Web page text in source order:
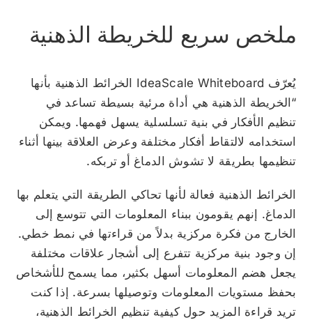
ملخص سريع للخريطة الذهنية
يُعرّف IdeaScale Whiteboard
الخرائط الذهنية بأنها
“الخريطة الذهنية هي أداة مرئية بسيطة تساعد في
تنظيم الأفكار في بنية تسلسلية يسهل فهمها. ويمكن
استخدامه لالتقاط أفكار مختلفة وعرض العلاقة بينها أثناء
تنظيمها بطريقة لا تشوش الدماغ أو تربكه.
الخرائط الذهنية فعالة لأنها تحاكي الطريقة التي يتعلم بها
الدماغ. إنهم يقومون ببناء المعلومات التي تتوسع إلى
الخارج من فكرة مركزية بدلاً من قراءتها في نمط خطي.
إن وجود بنية مركزية تتفرع إلى أشجار علاقات مختلفة
يجعل هضم المعلومات أسهل بكثير، مما يسمح للأشخاص
بحفظ مستويات المعلومات وتوصيلها بسرعة. إذا كنت
تريد قراءة المزيد حول كيفية تنظيم الخرائط الذهنية،